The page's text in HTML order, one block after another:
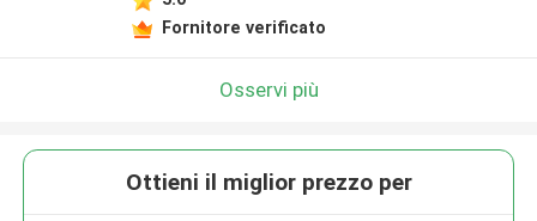
Fornitore verificato
Osservi più
Ottieni il miglior prezzo per